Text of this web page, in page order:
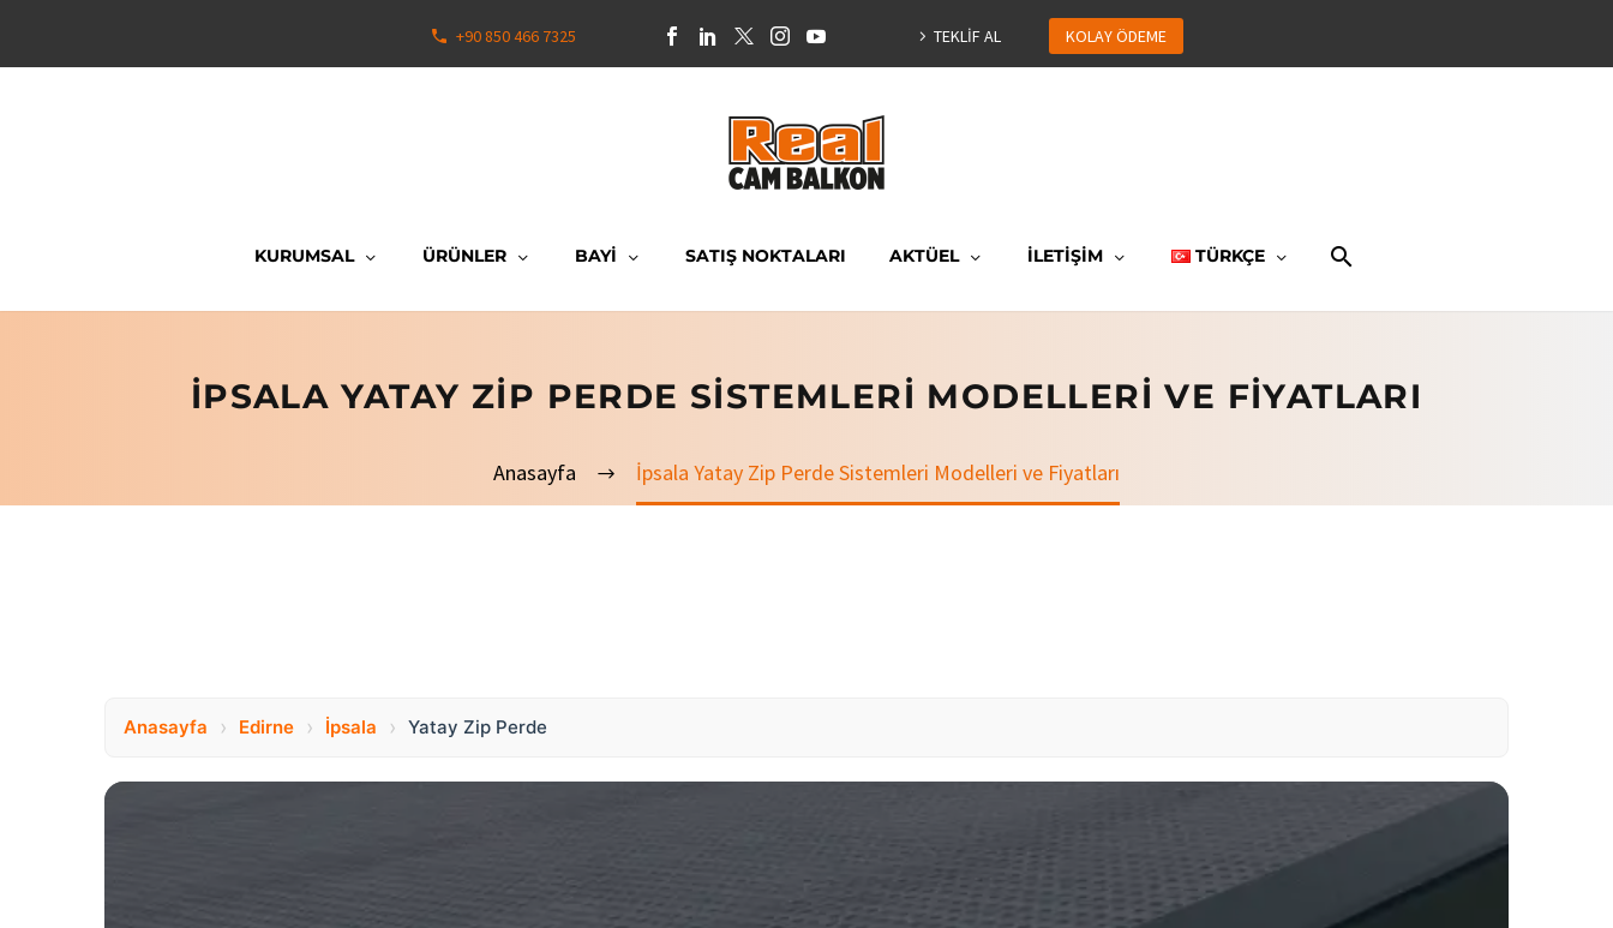
+90 850 466 7325 TEKLİF AL KOLAY ÖDEME
KURUMSAL ÜRÜNLER BAYİ SATIŞ NOKTALARI AKTÜEL İLETİŞİM TÜRKÇE
İPSALA YATAY ZIP PERDE SISTEMLERI MODELLERI VE FIYATLARI
Anasayfa İpsala Yatay Zip Perde Sistemleri Modelleri ve Fiyatları
Anasayfa › Edirne › İpsala › Yatay Zip Perde